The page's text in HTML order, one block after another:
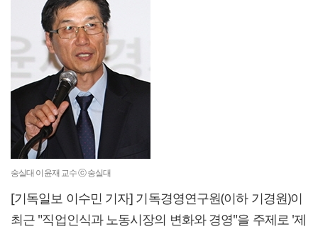
숭실대 이윤재 교수 ⓒ 숭실대
[기독일보 이수민 기자] 기독경영연구원(이하 기경원)이
최근 "직업인식과 노동시장의 변화와 경영"을 주제로 '제